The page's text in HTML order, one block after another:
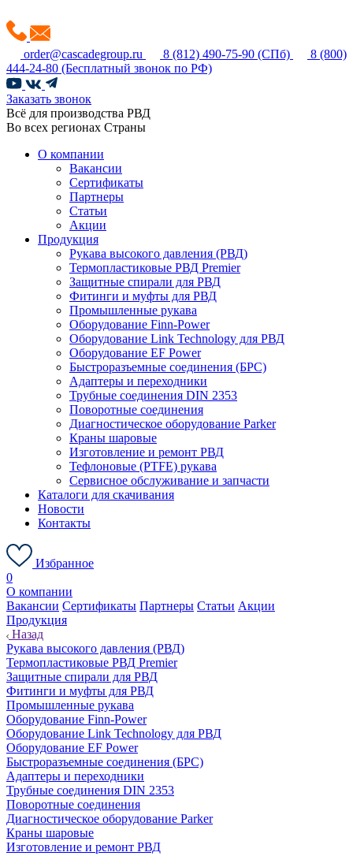
order@cascadegroup.ru 8 (812) 490-75-90 (СПб)
8 (800)
444-24-80 (Бесплатный звонок по РФ)
Заказать звонок
Всё для производства РВД
Во всех регионах Страны
О компании
Вакансии
Сертификаты
Партнеры
Статьи
Акции
Продукция
Рукава высокого давления (РВД)
Термопластиковые РВД Premier
Защитные спирали для РВД
Фитинги и муфты для РВД
Промышленные рукава
Оборудование Finn-Power
Оборудование Link Technology для РВД
Оборудование EF Power
Быстроразъемные соединения (БРС)
Адаптеры и переходники
Трубные соединения DIN 2353
Поворотные соединения
Диагностическое оборудование Parker
Краны шаровые
Изготовление и ремонт РВД
Тефлоновые (PTFE) рукава
Сервисное обслуживание и запчасти
Каталоги для скачивания
Новости
Контакты
Избранное
0
О компании
Вакансии Сертификаты Партнеры Статьи Акции
Продукция
Назад
Рукава высокого давления (РВД)
Термопластиковые РВД Premier
Защитные спирали для РВД
Фитинги и муфты для РВД
Промышленные рукава
Оборудование Finn-Power
Оборудование Link Technology для РВД
Оборудование EF Power
Быстроразъемные соединения (БРС)
Адаптеры и переходники
Трубные соединения DIN 2353
Поворотные соединения
Диагностическое оборудование Parker
Краны шаровые
Изготовление и ремонт РВД